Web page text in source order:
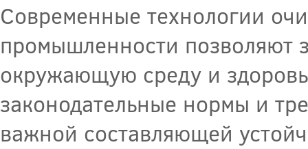
Современные технологии
промышленности позволяют
окружающую среду и
законодательные нормы и
важной составляющей